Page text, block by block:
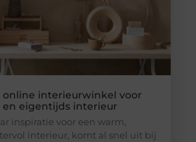
online interieurwinkel voor
en eigentijds interieur
inspiratie voor een warm,
interieur, komt al snel uit bij